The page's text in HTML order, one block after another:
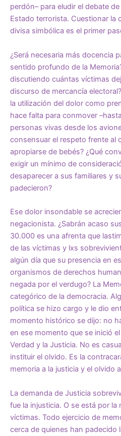
perdón– para eludir el debate
Estado terrorista. Cuestionar la
divisa simbólica es el primer
¿Será necesaria más docencia
sentido profundo de la
discutiendo cuántas víctimas
discurso de mercancía
la utilización del dolor como
hace falta para conmover
personas vivas desde los
consensuar el respeto frente al
apropiarse de bebés? ¿Qué
exigir un mínimo de
desaparecer a sus familiares y
padecieron?
Ese dolor insondable se
negacionista. ¿Sabrán acaso
30.000 es una afrenta que
de las víctimas y lxs
algún día que su presencia en
organismos de derechos
negada por el verdugo? La
categórico de la democracia.
política se hizo cargo y le dio
momento histórico se dijo: no
en ese momento que se inició
Verdad y la Justicia. No es
instituir el olvido. Es la
memoria a la justicia y el olvido
La demanda de Justicia
fue la injusticia. O se está por la
víctimas. Todo ejercicio de
cerca de quienes han padecido